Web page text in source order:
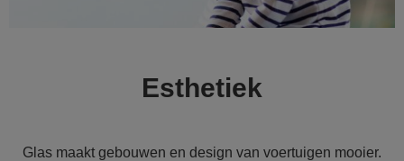
Esthetiek
Glas maakt gebouwen en design van voertuigen mooier.